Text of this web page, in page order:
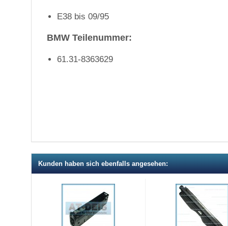
E38 bis 09/95
BMW Teilenummer:
61.31-8363629
Kunden haben sich ebenfalls angesehen: